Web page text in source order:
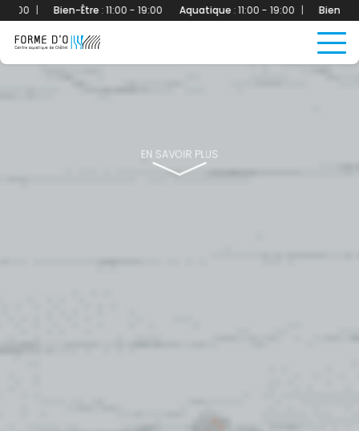
Bien-Être:11:00 - 19:00 Aquatique:11:00 - 19:00 | Bien-Être:
EN SAVOIR PLUS